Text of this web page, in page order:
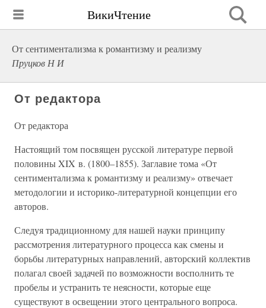
ВикиЧтение
От сентиментализма к романтизму и реализму
Пруцков Н И
От редактора
От редактора
Настоящий том посвящен русской литературе первой
половины XIX в. (1800–1855). Заглавие тома «От
сентиментализма к романтизму и реализму» отвечает
методологии и историко-литературной концепции его
авторов.
Следуя традиционному для нашей науки принципу
рассмотрения литературного процесса как смены и
борьбы литературных направлений, авторский коллектив
полагал своей задачей по возможности восполнить те
пробелы и устранить те неясности, которые еще
существуют в освещении этого центрального вопроса.